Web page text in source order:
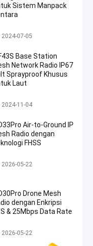
Sistem Manpack
IP Mesh
2024-07-05
Base Station
Network Radio IP67
Sprayproof Khusus
Laut
Jaringan Mesh Nirkabe
2024-11-04
Air-to-Ground IP
Radio dengan
FHSS
IP Mesh
2026-05-22
Drone Mesh
dengan Enkripsi
& 25Mbps Data Rate
IP Mesh
2026-05-22